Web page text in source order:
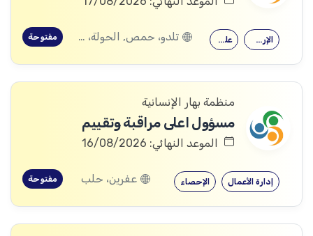
علم النفس الإرشاد النفسي تلدو، حمص, الحولة، حمص مفتوحة
منظمة بهار الإنسانية
مسؤول اعلى مراقبة وتقييم
الموعد النهائي: 16/08/2026
الإحصاء إدارة الأعمال عفرين، حلب مفتوحة